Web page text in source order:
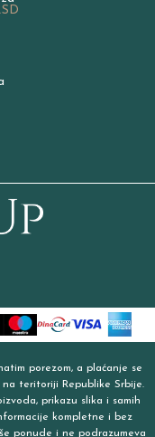
porezom, a plaćanje se
na teritoriji Republike Srbije.
prikazu slika i samih
kompletne i bez
ponude i ne podrazumeva